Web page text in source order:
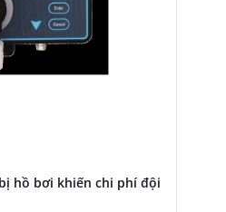
hồ bơi khiến chi phí đội